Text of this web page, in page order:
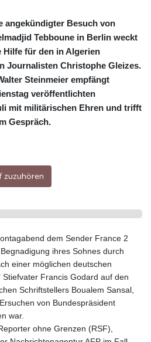
angekündigter Besuch von
Tebboune in Berlin weckt
Hilfe für den in Algerien
Journalisten Christophe Gleizes.
Steinmeier empfängt
veröffentlichten
mit militärischen Ehren und trifft
Gespräch.
zuzuhören
dem Sender France 2
ihres Sohnes durch
einer möglichen deutschen
Francis Godard auf den
Schriftstellers Boualem Sansal,
von Bundespräsident
war.
ohne Grenzen (RSF),